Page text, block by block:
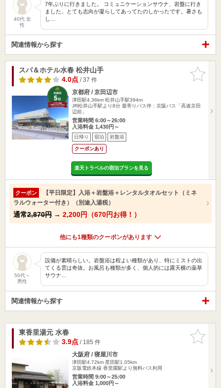
40代 女
性
7年ぶりに行きました。 コミュニケーションサウナ、岩盤に行き
ました。とても志向が凝らしてあってたのしかったです。暑さも
し…
関連情報から探す
お気に入
りに追加
スパ＆ホテル水春 松井山手
4.0点/ 37 件
京都府 / 京田辺市
津田駅4.36km 松井山手駅394m
JR松井山手駅より8分 最寄りバス停：京阪バス「高速京田
辺前」
営業時間 6:00～26:00
入浴料金 1,430円～
日帰り 宿泊 岩盤浴
クーポンあり
楽天トラベルの宿泊プランを見る
クーポン
【平日限定】入浴＋岩盤浴＋レンタルタオルセット（ミネ
ラルウォーター付き）（別途入湯税）
通常2,870円 → 2,200円（670円お得！）
他にも1種類のクーポンがあります
50代～
男性
設備が素晴らしい。岩盤浴は程よい種類があり、特にミストの出
てくる雲は奇抜。お風呂も種類が多く、個人的には露天横の薬草
サウナ…
関連情報から探す
お気に入
りに追加
東香里湯元 水春
3.9点/ 185 件
大阪府 / 寝屋川市
津田駅4.72km 星田駅1.05km
京阪電鉄本線 香里園駅より無料バス利用
営業時間 9:00～25:00
入浴料金 1,000円～